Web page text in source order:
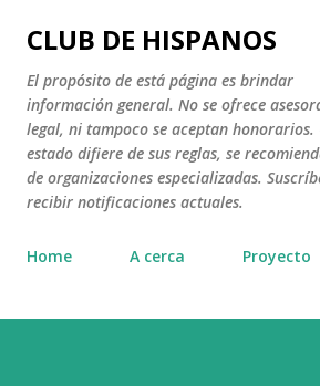
Ir al contenido
CLUB DE HISPANOS
El propósito de está página es brindar
información general. No se ofrece
legal, ni tampoco se aceptan honorarios.
estado difiere de sus reglas, se
de organizaciones especializadas.
recibir notificaciones actuales.
Home A cerca Proyecto